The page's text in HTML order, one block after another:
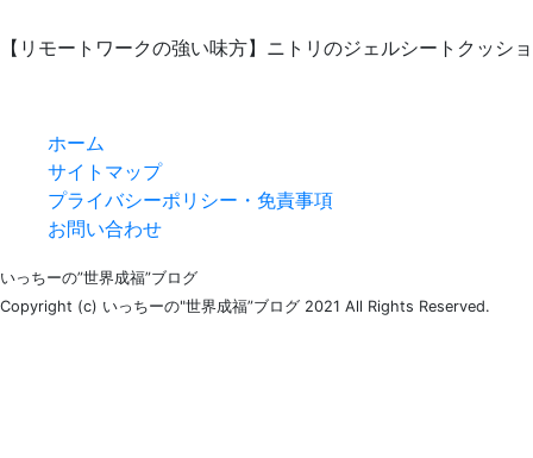
【リモートワークの強い味方】ニトリのジェルシートクッシ
ホーム
サイトマップ
プライバシーポリシー・免責事項
お問い合わせ
いっちーの”世界成福”ブログ
Copyright (c) いっちーの"世界成福”ブログ 2021 All Rights Reserved.